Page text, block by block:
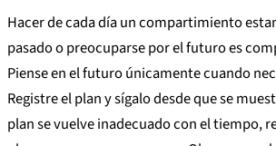
Hacer de cada día un compartimiento
pasado o preocuparse por el futuro es
Piense en el futuro únicamente cuando
Registre el plan y sígalo desde que se
plan se vuelve inadecuado con el tiempo,